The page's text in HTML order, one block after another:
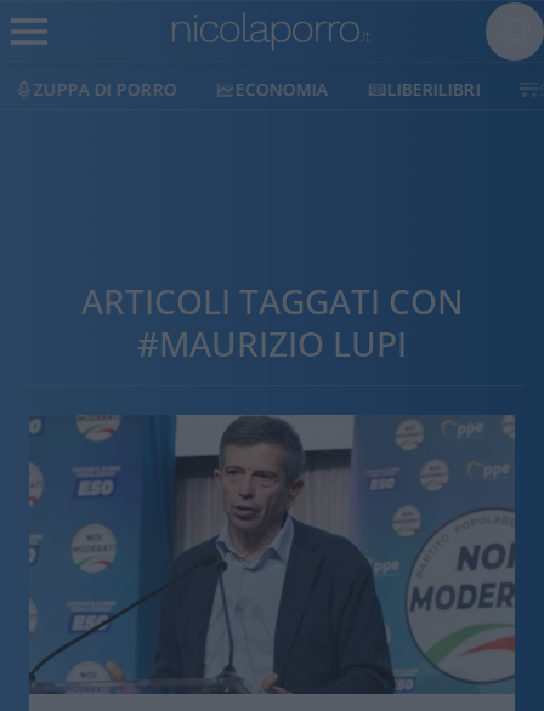
ECONOMIA LIBERILIBRI SHOP SOSTIENICI
ARTICOLI TAGGATI CON
#MAURIZIO LUPI